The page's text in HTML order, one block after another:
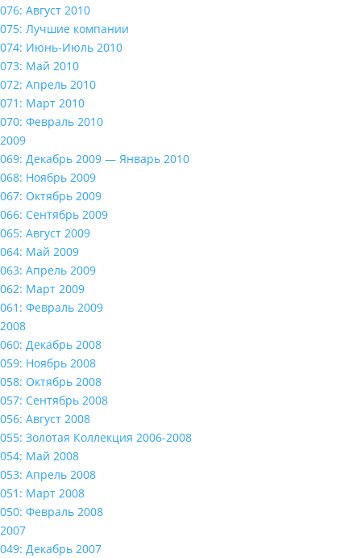
076: Август 2010
075: Лучшие компании
074: Июнь-Июль 2010
073: Май 2010
072: Апрель 2010
071: Март 2010
070: Февраль 2010
2009
069: Декабрь 2009 — Январь 2010
068: Ноябрь 2009
067: Октябрь 2009
066: Сентябрь 2009
065: Август 2009
064: Май 2009
063: Апрель 2009
062: Март 2009
061: Февраль 2009
2008
060: Декабрь 2008
059: Ноябрь 2008
058: Октябрь 2008
057: Сентябрь 2008
056: Август 2008
055: Золотая Коллекция 2006-2008
054: Май 2008
053: Апрель 2008
051: Март 2008
050: Февраль 2008
2007
049: Декабрь 2007